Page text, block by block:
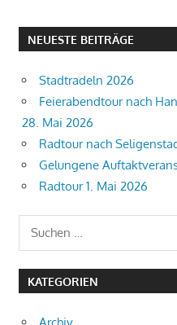
NEUESTE BEITRÄGE
Stadtradeln 2026
Feierabendtour nach
28. Mai 2026
Radtour nach
Gelungene
Radtour 1. Mai 2026
Suchen
KATEGORIEN